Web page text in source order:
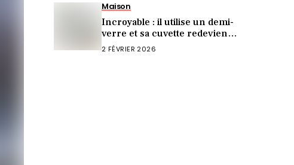
Maison
Incroyable : il utilise un demi-
verre et sa cuvette redevient
comme neuve !
2 FÉVRIER 2026